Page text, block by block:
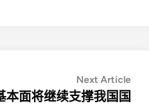
Next ArticleNext
面将继续支撑我国国